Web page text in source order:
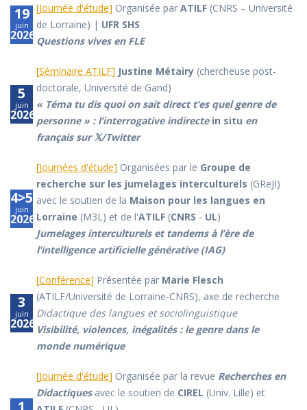
19
juin
2026
[Journée d'étude] Organisée par ATILF(CNRS – Université
de Lorraine) | UFR SHS
Questions vives en FLE
5
juin
2026
[Séminaire ATILF] Justine Métairy(chercheuse post-
doctorale, Université de Gand)
« Téma tu dis quoi on sait direct t’es quel genre de
personne » : l’interrogative indirecte in situ en
français sur 𝕏/Twitter
4>5
juin
2026
[Journées d'étude] Organisées par le Groupe de
recherche sur les jumelages interculturels (GReJI)
avec le soutien de la Maison pour les langues en
Lorraine (M3L) et de l'ATILF(CNRS - UL)
Jumelages interculturels et tandems à l’ère de
l’intelligence artificielle générative (IAG)
3
juin
2026
[Conférence] Présentée par Marie Flesch
(ATILF/Université de Lorraine-CNRS), axe de recherche
Didactique des langues et sociolinguistique
Visibilité, violences, inégalités : le genre dans le
monde numérique
1
[Journée d'étude] Organisée par la revue Recherches en
Didactiquesavec le soutien de CIREL (Univ. Lille) et